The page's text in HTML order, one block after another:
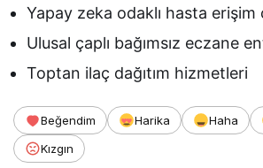
Yapay zeka odaklı hasta erişim
Ulusal çaplı bağımsız eczane
Toptan ilaç dağıtım hizmetleri
Beğendim Harika Haha
Kızgın